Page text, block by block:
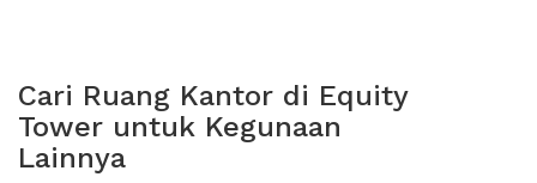
Cari Ruang Kantor di Equity
Tower untuk Kegunaan
Lainnya